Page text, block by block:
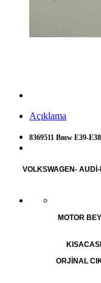
Açıklama
8369511 Bmw E39-
VOLKSWAGEN-
MOTOR
ORJİNAL